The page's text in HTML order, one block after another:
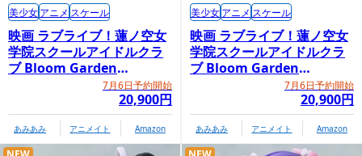
映画 ラブライブ！蓮ノ空女
学院スクールアイドルクラ
ブ Bloom Garden
Party「村野さやか」7月6日予約開始
20,900円
美少女アニメ スケール
あみあみ アニメイト Amazon
映画 ラブライブ！蓮ノ空女
学院スクールアイドルクラ
ブ Bloom Garden
Party「日野下花帆」7月6日予約開始
20,900円
美少女アニメ スケール
あみあみ アニメイト Amazon